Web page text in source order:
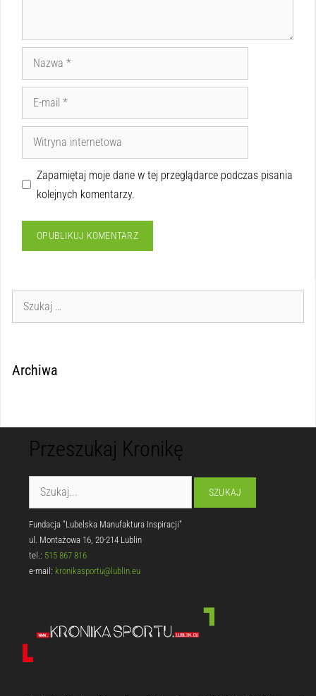
Zapamiętaj moje dane w tej przeglądarce podczas pisania
kolejnych komentarzy.
Archiwa
Przeszukaj Kronikę
Fundacja "Lubelska Manufaktura Inspiracji"
ul. Montażowa 16, 20-214 Lublin
tel.: 515 867 816
e-mail: kronikasportu@lublin.eu